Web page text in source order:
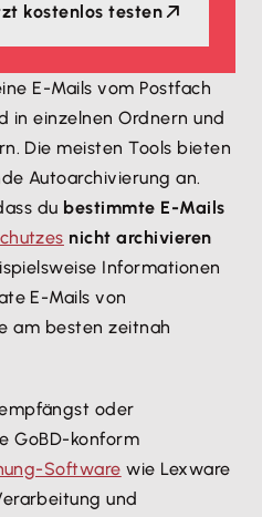
kostenlos testen
E-Mails vom Postfach
in einzelnen Ordnern und
Die meisten Tools bieten
Autoarchivierung an.
du bestimmte E-Mails
nicht archivieren
Informationen
E-Mails von
am besten zeitnah
oder
GoBD-konform
Software wie Lexware
und